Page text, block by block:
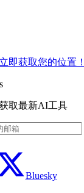
即获取您的位置！
取最新AI工具
Bluesky